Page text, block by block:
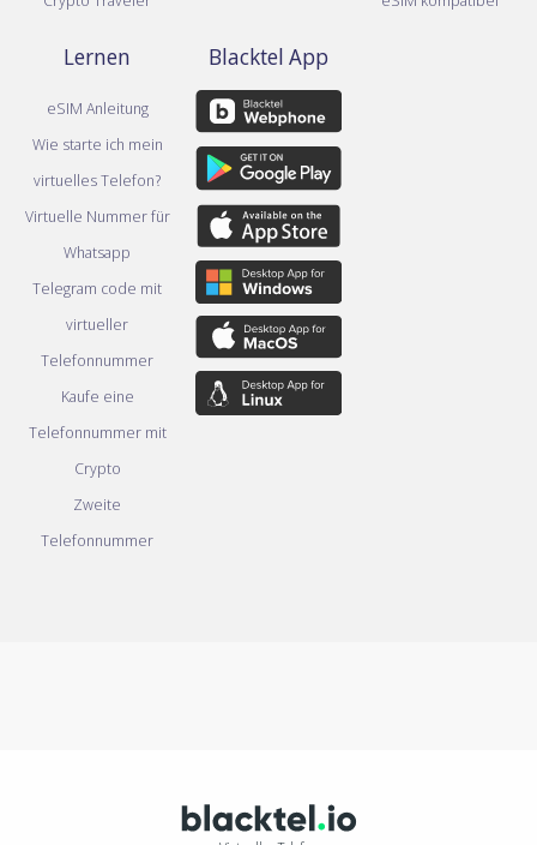
Lernen
eSIM Anleitung
Wie starte ich mein
virtuelles Telefon?
Virtuelle Nummer für
Whatsapp
Telegram code mit
virtueller
Telefonnummer
Kaufe eine
Telefonnummer mit
Crypto
Zweite
Telefonnummer
Blacktel App